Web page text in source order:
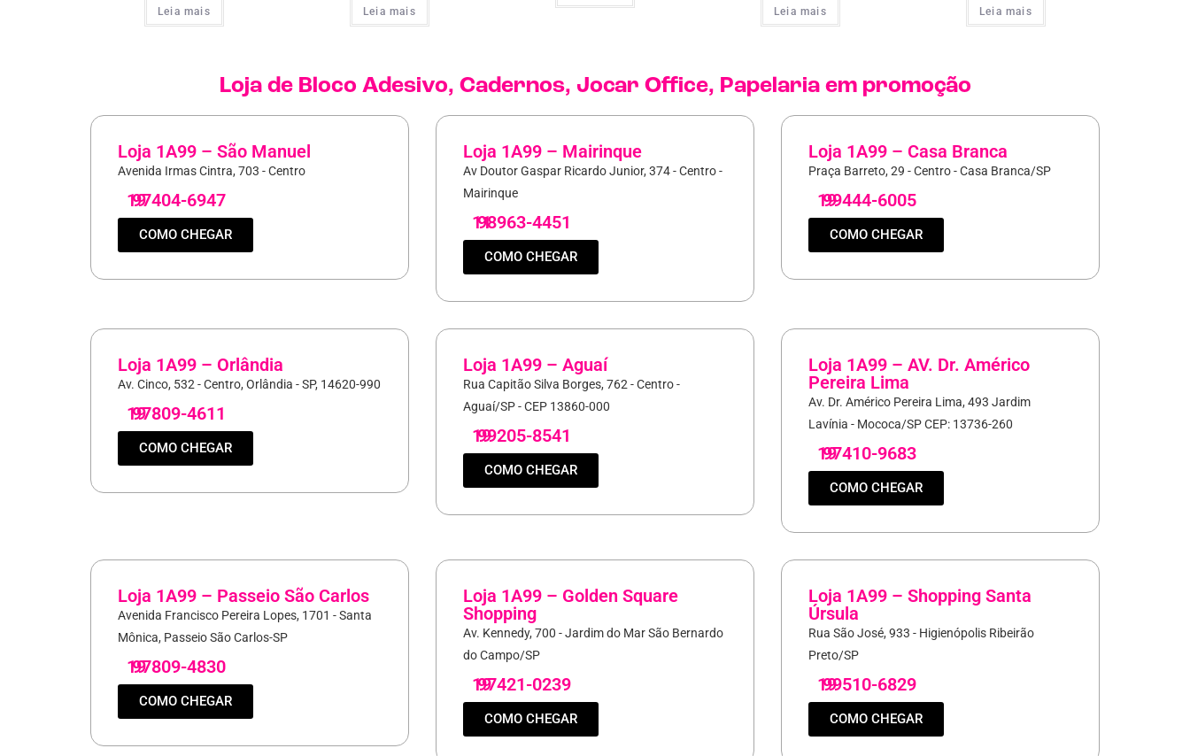
Leia mais Leia mais Leia mais Leia mais
Loja de Bloco Adesivo, Cadernos, Jocar Office, Papelariaem promoção
Loja 1A99 – São Manuel
Avenida Irmas Cintra, 703 - Centro
19
97404-6947
COMO CHEGAR
Loja 1A99 – Mairinque
Av Doutor Gaspar Ricardo Junior, 374 - Centro -
Mairinque
11
98963-4451
COMO CHEGAR
Loja 1A99 – Casa Branca
Praça Barreto, 29 - Centro - Casa Branca/SP
19
99444-6005
COMO CHEGAR
Loja 1A99 – Orlândia
Av. Cinco, 532 - Centro, Orlândia - SP, 14620-990
19
97809-4611
COMO CHEGAR
Loja 1A99 – Aguaí
Rua Capitão Silva Borges, 762 - Centro -
Aguaí/SP - CEP 13860-000
19
99205-8541
COMO CHEGAR
Loja 1A99 – AV. Dr. Américo
Pereira Lima
Av. Dr. Américo Pereira Lima, 493 Jardim
Lavínia - Mococa/SP CEP: 13736-260
19
97410-9683
COMO CHEGAR
Loja 1A99 – Passeio São Carlos
Avenida Francisco Pereira Lopes, 1701 - Santa
Mônica, Passeio São Carlos-SP
19
97809-4830
COMO CHEGAR
Loja 1A99 – Golden Square
Shopping
Av. Kennedy, 700 - Jardim do Mar São Bernardo
do Campo/SP
19
97421-0239
COMO CHEGAR
Loja 1A99 – Shopping Santa
Úrsula
Rua São José, 933 - Higienópolis Ribeirão
Preto/SP
19
99510-6829
COMO CHEGAR